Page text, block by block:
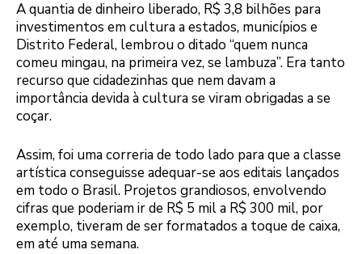
A quantia de dinheiro liberado, R$ 3,8 bilhões para
investimentos em cultura a estados, municípios e
Distrito Federal, lembrou o ditado “quem nunca
comeu mingau, na primeira vez, se lambuza”. Era tanto
recurso que cidadezinhas que nem davam a
importância devida à cultura se viram obrigadas a se
coçar.
Assim, foi uma correria de todo lado para que a classe
artística conseguisse adequar-se aos editais lançados
em todo o Brasil. Projetos grandiosos, envolvendo
cifras que poderiam ir de R$ 5 mil a R$ 300 mil, por
exemplo, tiveram de ser formatados a toque de caixa,
em até uma semana.